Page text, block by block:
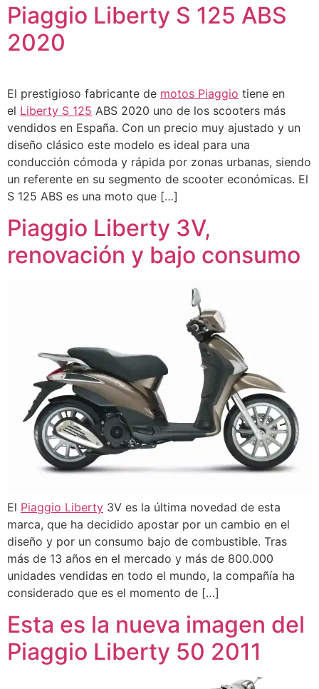
Piaggio Liberty S 125 ABS
2020
El prestigioso fabricante de motos Piaggio tiene en
el Liberty S 125 ABS 2020 uno de los scooters más
vendidos en España. Con un precio muy ajustado y un
diseño clásico este modelo es ideal para una
conducción cómoda y rápida por zonas urbanas, siendo
un referente en su segmento de scooter económicas. El
S 125 ABS es una moto que […]
Piaggio Liberty 3V,
renovación y bajo consumo
El Piaggio Liberty 3V es la última novedad de esta
marca, que ha decidido apostar por un cambio en el
diseño y por un consumo bajo de combustible. Tras
más de 13 años en el mercado y más de 800.000
unidades vendidas en todo el mundo, la compañía ha
considerado que es el momento de […]
Esta es la nueva imagen del
Piaggio Liberty 50 2011